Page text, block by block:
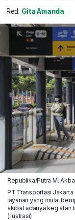
Red: Gita Amanda
Republika/Putra M.
PT Transportasi
layanan yang mulai
akibat adanya kegiatan
(ilustrasi)